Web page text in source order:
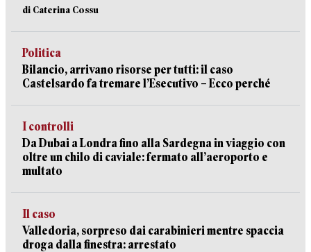
di Caterina Cossu
Politica
Bilancio, arrivano risorse per tutti: il caso
Castelsardo fa tremare l’Esecutivo – Ecco perché
I controlli
Da Dubai a Londra fino alla Sardegna in viaggio con
oltre un chilo di caviale: fermato all’aeroporto e
multato
Il caso
Valledoria, sorpreso dai carabinieri mentre spaccia
droga dalla finestra: arrestato